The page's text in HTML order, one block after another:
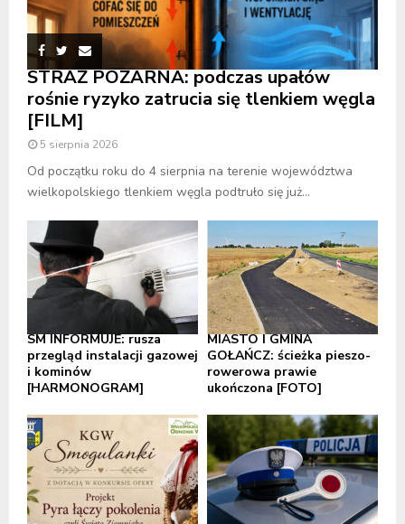
STRAŻ POŻARNA: podczas upałów
rośnie ryzyko zatrucia się tlenkiem węgla
[FILM]
5 sierpnia 2026
Od początku roku do 4 sierpnia na terenie województwa
wielkopolskiego tlenkiem węgla podtruło się już...
SM INFORMUJE: rusza
przegląd instalacji gazowej
i kominów
[HARMONOGRAM]
MIASTO I GMINA
GOŁAŃCZ: ścieżka pieszo-
rowerowa prawie
ukończona [FOTO]